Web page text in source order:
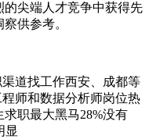
尖端人才竞争中获得先
供参考。
道找工作西安、成都等
师和数据分析师岗位热
职最大黑马28%没有
显